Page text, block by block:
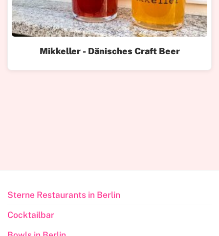
Mikkeller - Dänisches Craft Beer
Sterne Restaurants in Berlin
Cocktailbar